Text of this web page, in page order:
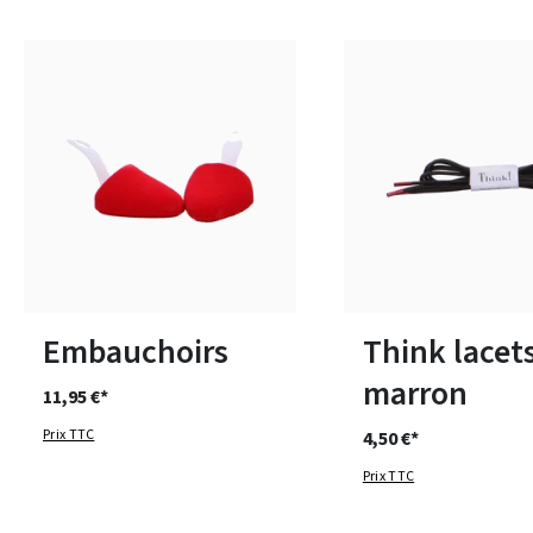
Embauchoirs
11,95 €*
Prix TTC
Think
marron
4,50 €*
Prix TTC